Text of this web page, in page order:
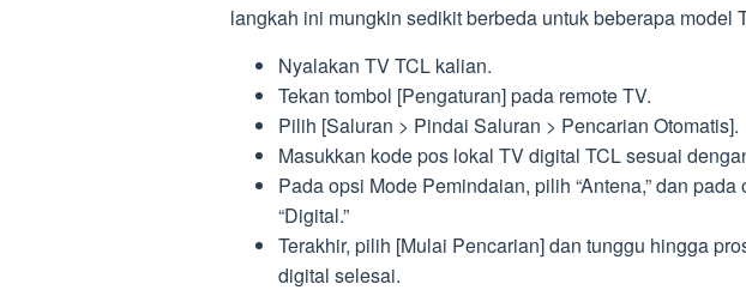
langkah ini mungkin sedikit berbeda untuk beberapa model
Nyalakan TV TCL kalian.
Tekan tombol [Pengaturan] pada remote TV.
Pilih [Saluran > Pindai Saluran > Pencarian Otomatis].
Masukkan kode pos lokal TV digital TCL sesuai
Pada opsi Mode Pemindaian, pilih “Antena,” dan
“Digital.”
Terakhir, pilih [Mulai Pencarian] dan tunggu hingga
digital selesai.